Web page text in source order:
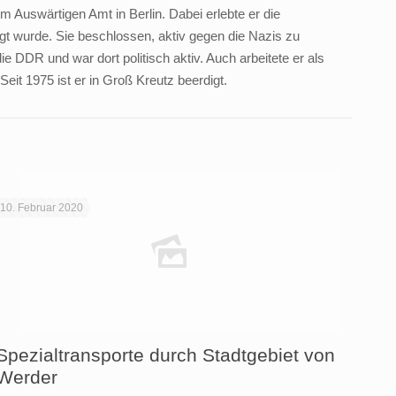
Auswärtigen Amt in Berlin. Dabei erlebte er die
wurde. Sie beschlossen, aktiv gegen die Nazis zu
DDR und war dort politisch aktiv. Auch arbeitete er als
1975 ist er in Groß Kreutz beerdigt.
10. Februar 2020
durch Stadtgebiet von